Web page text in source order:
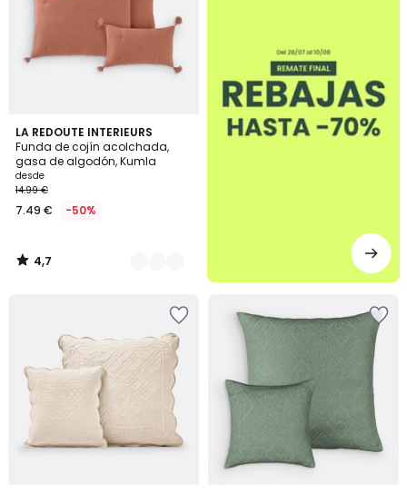
LA REDOUTE INTERIEURS
Funda de cojín acolchada,
gasa de algodón, Kumla
desde
14.99 €
7.49 € -50%
4,7
/ 5
9
Colores
4,7
/